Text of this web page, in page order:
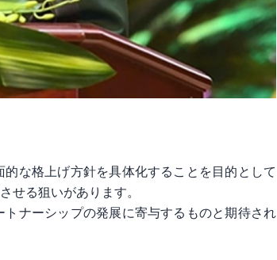
な格上げ方針を具体化することを目的として
せる狙いがあります。
ナーシップの発展に寄与するものと期待され